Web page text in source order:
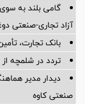
گامی بلند به
آزاد تجاری-صنعتی
بانک تجارت،
تردد در شلمچه
دیدار مدیر
صنعتی کاوه